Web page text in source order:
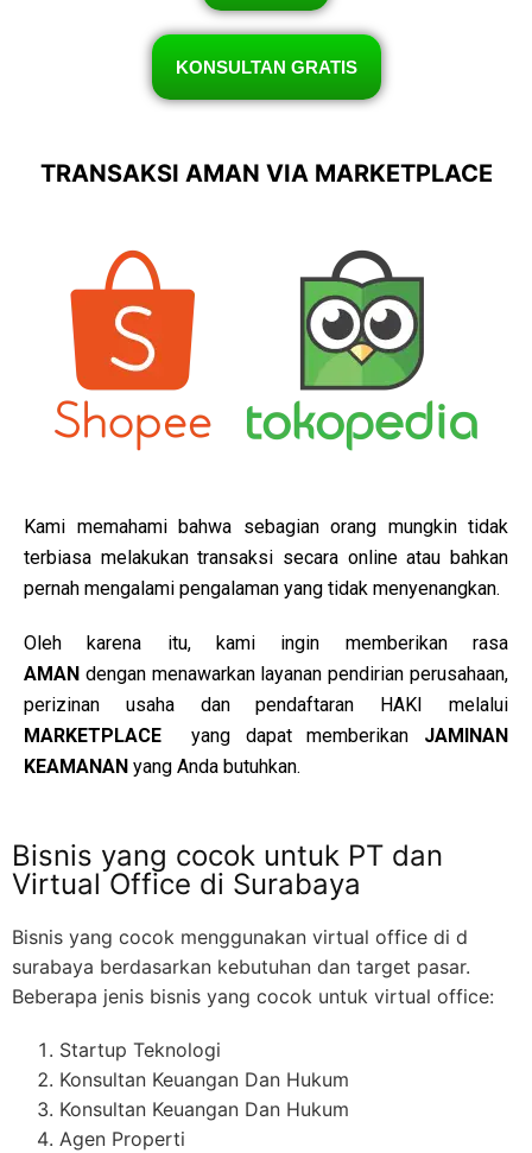
KONSULTAN GRATIS
TRANSAKSI AMAN VIA MARKETPLACE
Kami memahami bahwa sebagian orang mungkin tidak
terbiasa melakukan transaksi secara online atau bahkan
pernah mengalami pengalaman yang tidak menyenangkan.
Oleh karena itu, kami ingin memberikan rasa
AMAN dengan menawarkan layanan pendirian perusahaan,
perizinan usaha dan pendaftaran HAKI melalui
MARKETPLACEyang dapat memberikan JAMINAN
KEAMANAN yang Anda butuhkan.
Bisnis yang cocok untuk PT dan
Virtual Office di Surabaya
Bisnis yang cocok menggunakan virtual office di d
surabaya berdasarkan kebutuhan dan target pasar.
Beberapa jenis bisnis yang cocok untuk virtual office:
Startup Teknologi
Konsultan Keuangan Dan Hukum
Konsultan Keuangan Dan Hukum
Agen Properti